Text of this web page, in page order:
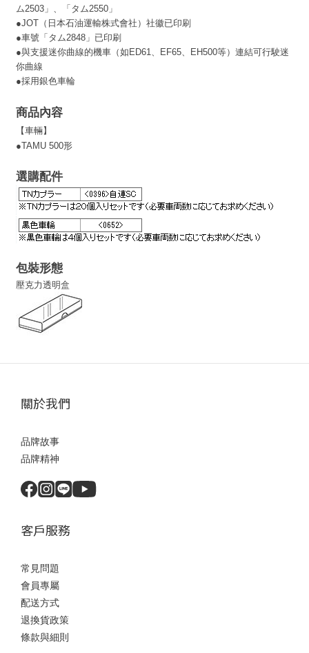
ム2503」、「タム2550」
●JOT（日本石油運輸株式會社）社徽已印刷
●車號「タム2848」已印刷
●與支援迷你曲線的機車（如ED61、EF65、EH500等）連結可行駛迷
你曲線
●採用銀色車輪
商品內容
【車輛】
●TAMU 500形
選購配件
包裝形態
壓克力透明盒
關於我們
品牌故事
品牌精神
客戶服務
常見問題
會員專屬
配送方式
退換貨政策
條款與細則